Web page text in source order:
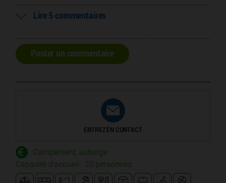
Lire 5 commentaires
Poster un commentaire
ENTREZ EN CONTACT
Campement, auberge
Capacité d'accueil : 20 personnes.